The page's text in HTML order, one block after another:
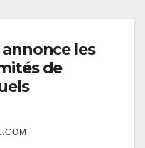
annonce les
de